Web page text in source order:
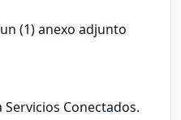
(1) anexo adjunto
Conectados.